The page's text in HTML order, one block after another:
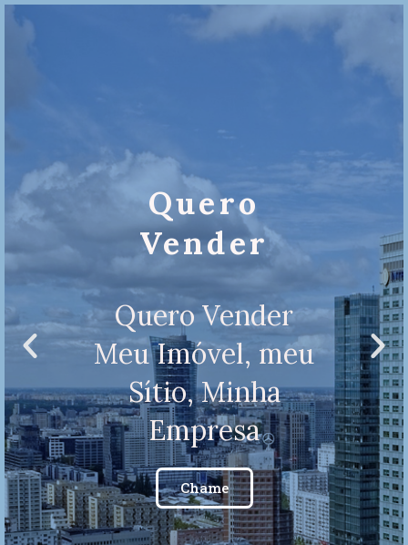
Quero
Vender
Quero Vender
Meu Imóvel, meu
Sítio, Minha
Empresa
Chame